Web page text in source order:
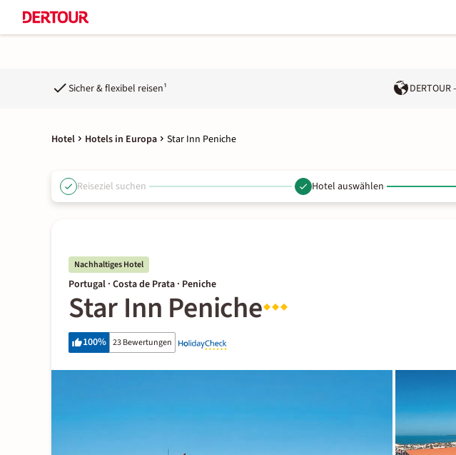
Sicher & flexibel reisen¹
Hotel Hotels in Europa Star Inn Peniche
Reiseziel suchen Hotel auswählen
Nachhaltiges Hotel
Portugal · Costa de Prata · Peniche
Star Inn Peniche
100% 23 Bewertungen